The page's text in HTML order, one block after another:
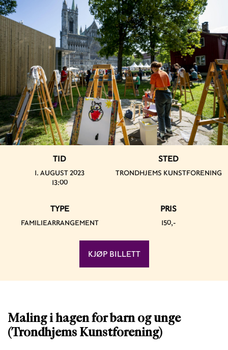
Maling i hagen for barn og unge
(Trondhjems Kunstforening)
TID
1. AUGUST 2023
13:00
STED
TRONDHJEMS KUNSTFORENING
TYPE
FAMILIEARRANGEMENT
PRIS
150,-
KJØP BILLETT